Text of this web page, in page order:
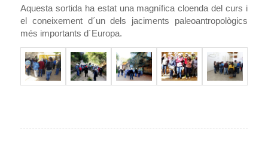
Aquesta sortida ha estat una magnífica cloenda del curs i
el coneixement d´un dels jaciments paleoantropològics
més importants d´Europa.